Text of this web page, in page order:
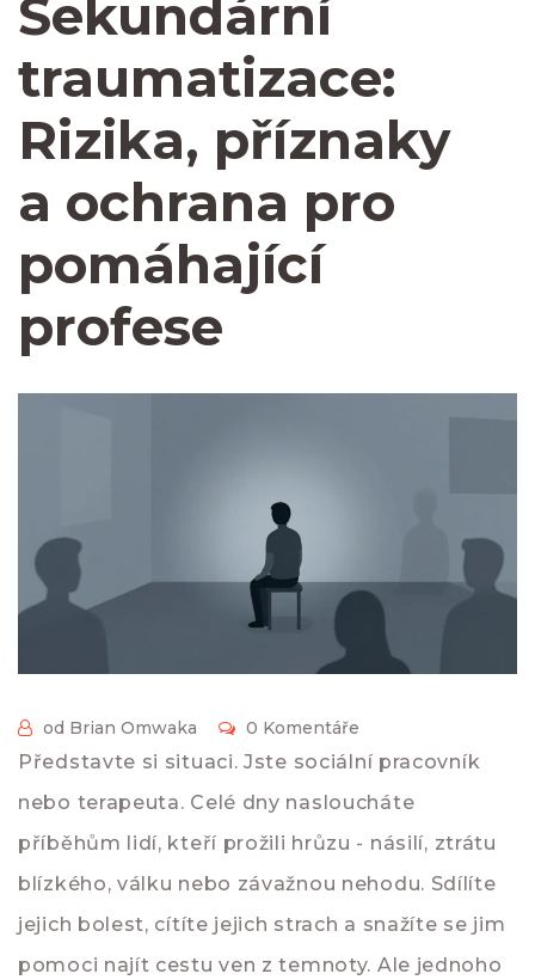
Sekundární
traumatizace:
Rizika, příznaky
a ochrana pro
pomáhající
profese
od Brian Omwaka 0 Komentáře
Představte si situaci. Jste sociální pracovník
nebo terapeuta. Celé dny nasloucháte
příběhům lidí, kteří prožili hrůzu - násilí, ztrátu
blízkého, válku nebo závažnou nehodu. Sdílíte
jejich bolest, cítíte jejich strach a snažíte se jim
pomoci najít cestu ven z temnoty. Ale jednoho